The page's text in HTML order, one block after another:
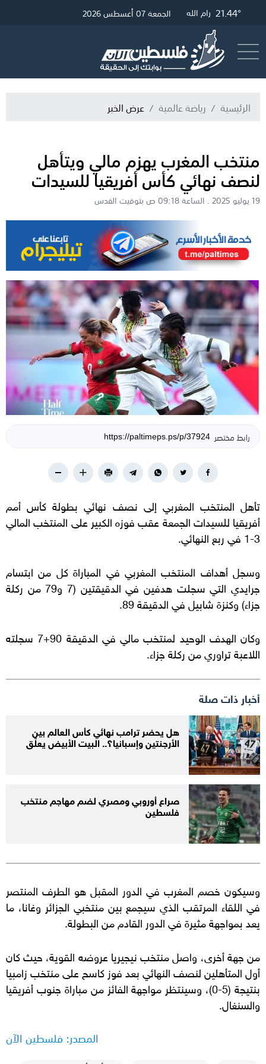
27.25° غزة 21.68° القدس 21.44° رام الله الجمعة 07 أغسطس 2026
الرئيسية رياضة عالمية عرض الخبر
منتخب المغرب يهزم مالي ويتأهل
لنصف نهائي كأس أفريقيا للسيدات
19 يوليو 2025 . الساعة 09:18 ص بتوقيت القدس
رابط مختصر
تأهل المنتخب المغربي إلى نصف نهائي بطولة كأس أمم
أفريقيا للسيدات الجمعة عقب فوزه الكبير على المنتخب المالي
3-1 في ربع النهائي.
وسجل أهداف المنتخب المغربي في المباراة كل من ابتسام
جرايدي التي سجلت هدفين في الدقيقتين (7 و79 من ركلة
جزاء) وكنزة شابيل في الدقيقة 89.
وكان الهدف الوحيد لمنتخب مالي في الدقيقة 90+7 سجلته
اللاعبة تراوري من ركلة جزاء.
أخبار ذات صلة
هل يحضر ترامب نهائي كأس العالم بين
الأرجنتين وإسبانيا؟.. البيت الأبيض يعلّق
صراع أوروبي ومصري لضم مهاجم منتخب
فلسطين
وسيكون خصم المغرب في الدور المقبل هو الطرف المنتصر
في اللقاء المرتقب الذي سيجمع بين منتخبي الجزائر وغانا، ما
يعد بمواجهة مثيرة في الدور القادم من البطولة.
من جهة أخرى، واصل منتخب نيجيريا عروضه القوية، حيث كان
أول المتأهلين لنصف النهائي بعد فوز كاسح على منتخب زامبيا
بنتيجة (5-0)، وسينتظر مواجهة الفائز من مباراة جنوب أفريقيا
والسنغال.
المصدر: فلسطين الآن